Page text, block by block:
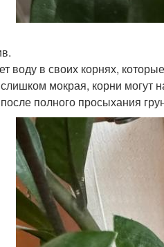
воду в своих корнях,
мокрая, корни могут
полного просыхания